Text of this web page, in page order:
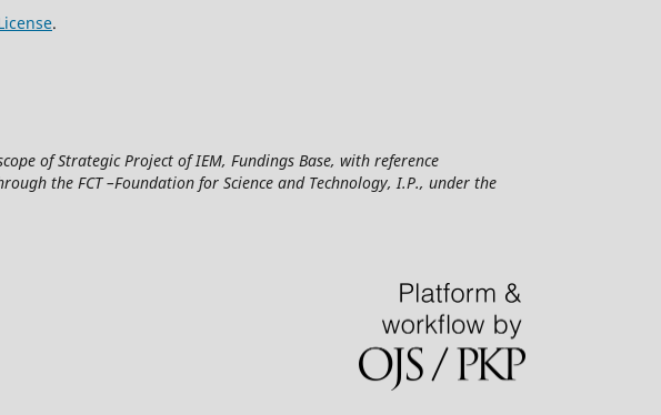
.
of Strategic Project of IEM, Fundings Base, with reference
the FCT –Foundation for Science and Technology, I.P., under the